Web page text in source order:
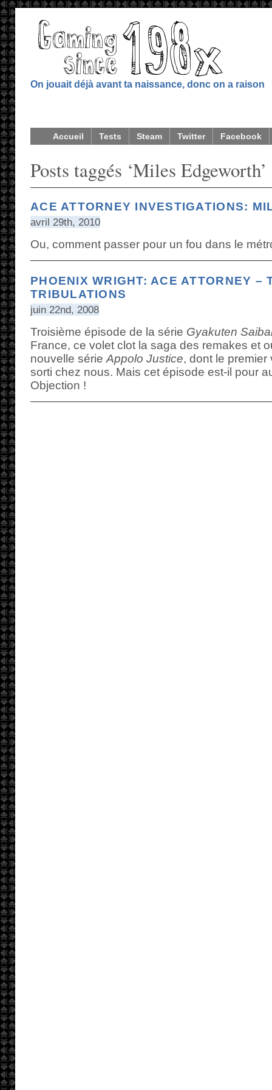
On jouait déjà avant ta naissance, donc on a raison
Accueil Tests Steam Twitter Facebook
Posts taggés ‘Miles Edgeworth’
ACE ATTORNEY INVESTIGATIONS:
avril 29th, 2010
Ou, comment passer pour un fou dans le
PHOENIX WRIGHT: ACE ATTORNEY –
TRIBULATIONS
juin 22nd, 2008
Troisième épisode de la série Gyakuten
France, ce volet clot la saga des remakes et
nouvelle série Appolo Justice, dont le premier
sorti chez nous. Mais cet épisode est-il pour
Objection !